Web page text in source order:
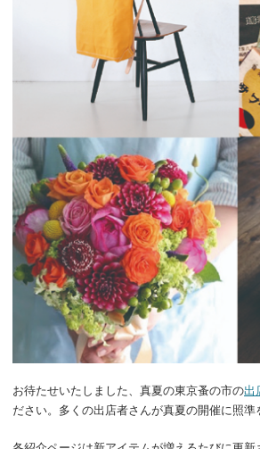
お待たせいたしました、真夏の東京蚤の市の出
ださい。多くの出店者さんが真夏の開催に照